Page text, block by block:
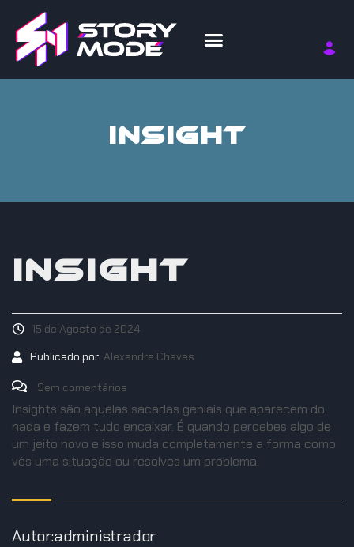
INSIGHT
INSIGHT
15 de Agosto de 2024
Publicado por: Alexandre Chaves
Sem comentários
Insights são aquelas sacadas geniais que aparecem do
nada e fazem tudo encaixar. É quando percebes algo de
um jeito novo e isso muda completamente a forma como
vês uma situação ou resolves um problema.
Autor:administrador